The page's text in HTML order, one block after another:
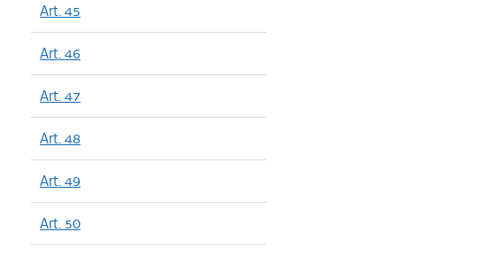
Art. 45
Art. 46
Art. 47
Art. 48
Art. 49
Art. 50